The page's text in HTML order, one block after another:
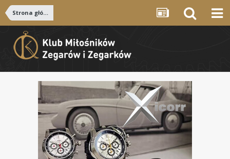
Strona główna